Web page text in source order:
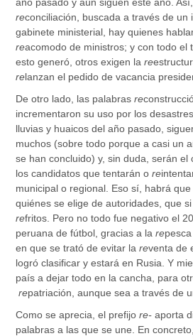
reconciliación, buscada a través de un
gabinete ministerial, hay quienes
reacomodo de ministros; y con todo el
esto generó, otros exigen lare
relanzan el pedido de vacancia
De otro lado, las palabrasre
incrementaron su uso por los
lluvias y huaicos del año pasado,
muchos (sobre todo porque a casi un
se han concluido) y, sin duda, serán el
los candidatos que tentarán ore
municipal o regional. Eso sí, habrá
quiénes se elige de autoridades, que
refritos. Pero no todo fue negativo el
peruana de fútbol, gracias a lare
en que se trató de evitar lareventa de
logró clasificar y estará en Rusia. Y
país a dejar todo en la cancha, para
repatriación, aunque sea a través de
Como se aprecia, el prefijore- aporta
palabras a las que se une. En